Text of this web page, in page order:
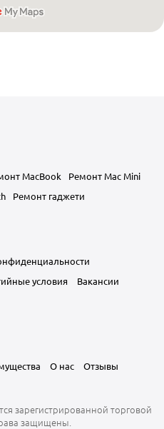
зарегистрированной торговой
защищены.
MacBook
Ремонт Mac Mini
Ремонт гаджети
условия
Вакансии
О нас
Отзывы